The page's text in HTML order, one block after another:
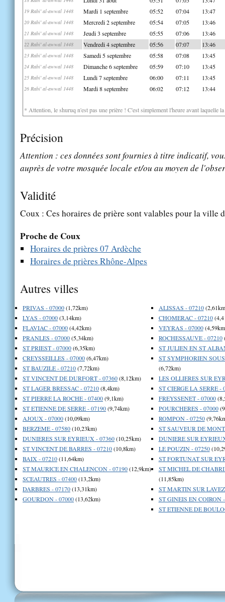
19 Rabi' al-awwal 1448 Mardi 1 septembre 05:52 07:04 13:47
20 Rabi' al-awwal 1448 Mercredi 2 septembre 05:54 07:05 13:46
21 Rabi' al-awwal 1448 Jeudi 3 septembre 05:55 07:06 13:46
22 Rabi' al-awwal 1448 Vendredi 4 septembre 05:56 07:07 13:46
23 Rabi' al-awwal 1448 Samedi 5 septembre 05:58 07:08 13:45
24 Rabi' al-awwal 1448 Dimanche 6 septembre 05:59 07:10 13:45
25 Rabi' al-awwal 1448 Lundi 7 septembre 06:00 07:11 13:45
26 Rabi' al-awwal 1448 Mardi 8 septembre 06:02 07:12 13:44
* Attention, le shuruq n'est pas une prière ! C'est simplement l'heure avant laquelle
Précision
Attention : ces données sont fournies à titre indicatif,
auprès de votre mosquée locale et/ou au moyen de
Validité
Coux : Ces horaires de prière sont valables pour la ville
Proche de Coux
Horaires de prières 07 Ardèche
Horaires de prières Rhône-Alpes
Autres villes
PRIVAS - 07000(1,72km)
LYAS - 07000(3,14km)
FLAVIAC - 07000(4,42km)
PRANLES - 07000(5,34km)
ST PRIEST - 07000(6,35km)
CREYSSEILLES - 07000(6,47km)
ST BAUZILE - 07210(7,72km)
ST VINCENT DE DURFORT - 07360(8,12km)
ST LAGER BRESSAC - 07210(8,4km)
ST PIERRE LA ROCHE - 07400(9,1km)
ST ETIENNE DE SERRE - 07190(9,74km)
AJOUX - 07000(10,09km)
BERZEME - 07580(10,23km)
DUNIERES SUR EYRIEUX - 07360(10,25km)
ST VINCENT DE BARRES - 07210(10,8km)
BAIX - 07210(11,64km)
ST MAURICE EN CHALENCON - 07190(12,9km)
SCEAUTRES - 07400(13,2km)
DARBRES - 07170(13,31km)
GOURDON - 07000(13,62km)
ALISSAS - 07210
CHOMERAC - 07210
VEYRAS - 07000
ROCHESSAUVE - 07210
ST JULIEN EN ST
ST SYMPHORIEN
(6,72km)
LES OLLIERES SUR
ST CIERGE LA SERRE -
FREYSSENET - 07000
POURCHERES - 07000
ROMPON - 07250
ST SAUVEUR DE
DUNIERE SUR
LE POUZIN - 07250
ST FORTUNAT SUR
ST MICHEL DE
(11,85km)
ST MARTIN SUR
ST GINEIS EN COIRON
ST ETIENNE DE